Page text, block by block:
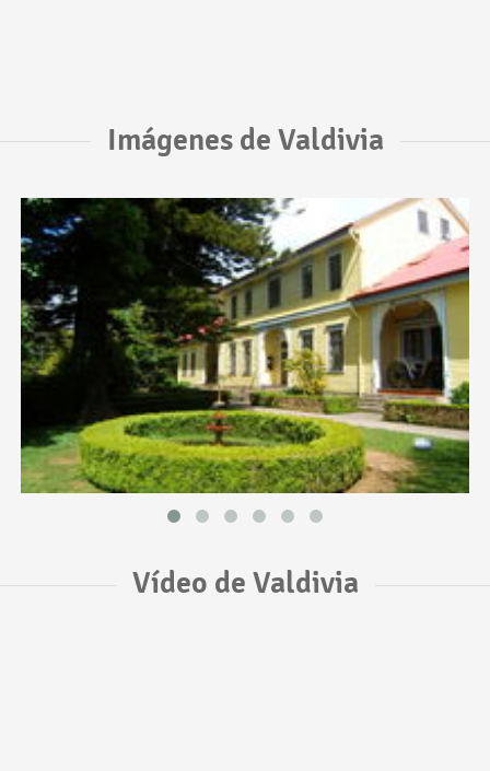
Imágenes de Valdivia
Vídeo de Valdivia